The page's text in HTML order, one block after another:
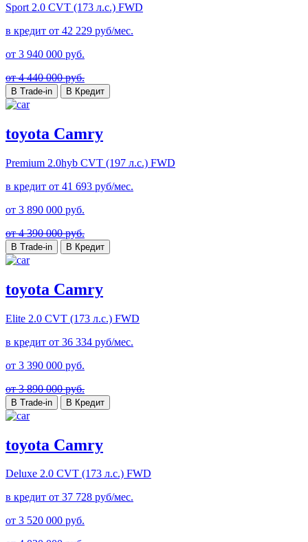
Sport 2.0 CVT (173 л.с.) FWD
в кредит от 42 229 руб/мес.
от 3 940 000 руб.
от 4 440 000 руб.
В Trade-in В Кредит
toyota Camry
Premium 2.0hyb CVT (197 л.с.) FWD
в кредит от 41 693 руб/мес.
от 3 890 000 руб.
от 4 390 000 руб.
В Trade-in В Кредит
toyota Camry
Elite 2.0 CVT (173 л.с.) FWD
в кредит от 36 334 руб/мес.
от 3 390 000 руб.
от 3 890 000 руб.
В Trade-in В Кредит
toyota Camry
Deluxe 2.0 CVT (173 л.с.) FWD
в кредит от 37 728 руб/мес.
от 3 520 000 руб.